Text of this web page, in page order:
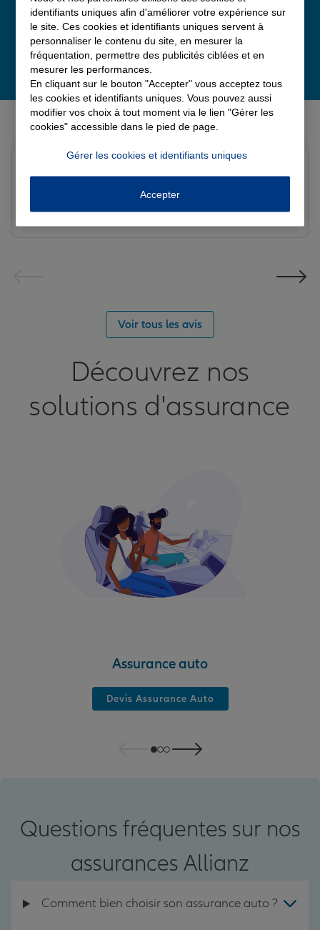
Derniers avis de nos agences Allianz
Note de 5 sur 5
Voir tous les avis
Découvrez nos
solutions d'assurance
Assurance auto
Devis Assurance Auto
Questions fréquentes sur nos
assurances Allianz
Comment bien choisir son assurance auto ?
identifiants uniques afin d'améliorer votre expérience sur
le site. Ces cookies et identifiants uniques servent à
personnaliser le contenu du site, en mesurer la
fréquentation, permettre des publicités ciblées et en
mesurer les performances.
En cliquant sur le bouton "Accepter" vous acceptez tous
les cookies et identifiants uniques. Vous pouvez aussi
modifier vos choix à tout moment via le lien "Gérer les
cookies" accessible dans le pied de page.
Gérer les cookies et identifiants uniques
Accepter